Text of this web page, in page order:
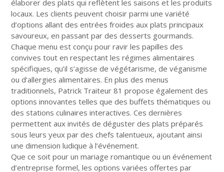
élaborer des plats qui reflètent les saisons et les produits
locaux. Les clients peuvent choisir parmi une variété
d’options allant des entrées froides aux plats principaux
savoureux, en passant par des desserts gourmands.
Chaque menu est conçu pour ravir les papilles des
convives tout en respectant les régimes alimentaires
spécifiques, qu’il s’agisse de végétarisme, de véganisme
ou d’allergies alimentaires. En plus des menus
traditionnels, Patrick Traiteur 81 propose également des
options innovantes telles que des buffets thématiques ou
des stations culinaires interactives. Ces dernières
permettent aux invités de déguster des plats préparés
sous leurs yeux par des chefs talentueux, ajoutant ainsi
une dimension ludique à l’événement.
Que ce soit pour un mariage romantique ou un événement
d’entreprise formel, les options variées offertes par